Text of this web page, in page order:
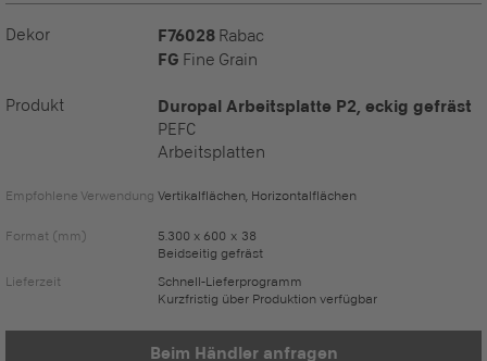
Dekor F76028 Rabac
FG Fine Grain
Produkt Duropal Arbeitsplatte P2, eckig gefräst
PEFC
Arbeitsplatten
Empfohlene Verwendung Vertikalflächen, Horizontalflächen
Format (mm)
5.300 x 600 x 38
Beidseitig gefräst
Lieferzeit
Schnell-Lieferprogramm
Kurzfristig über Produktion verfügbar
Beim Händler anfragen